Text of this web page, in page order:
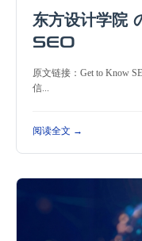
东方设计学院
SEO
原文链接：Get to Know
信...
阅读全文 →